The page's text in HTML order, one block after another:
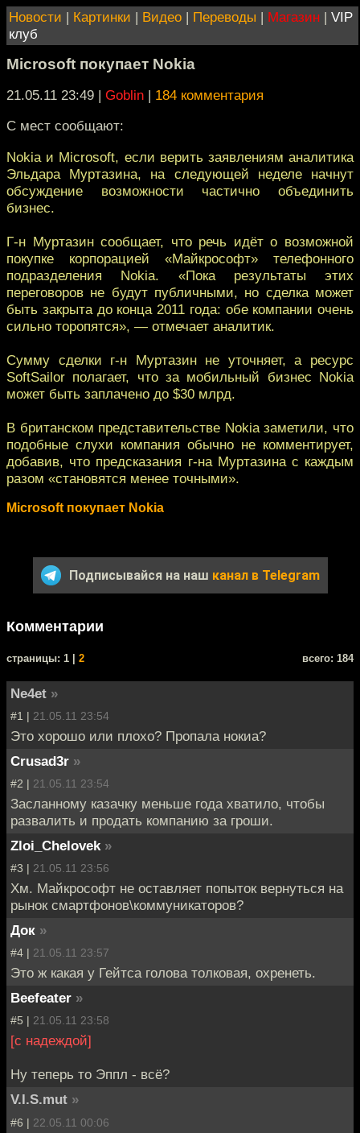
Новости | Картинки | Видео | Переводы | Магазин | VIP
клуб
Microsoft покупает Nokia
21.05.11 23:49 | Goblin | 184 комментария
С мест сообщают:
Nokia и Microsoft, если верить заявлениям аналитика
Эльдара Муртазина, на следующей неделе начнут
обсуждение возможности частично объединить
бизнес.
Г-н Муртазин сообщает, что речь идёт о возможной
покупке корпорацией «Майкрософт» телефонного
подразделения Nokia. «Пока результаты этих
переговоров не будут публичными, но сделка может
быть закрыта до конца 2011 года: обе компании очень
сильно торопятся», — отмечает аналитик.
Сумму сделки г-н Муртазин не уточняет, а ресурс
SoftSailor полагает, что за мобильный бизнес Nokia
может быть заплачено до $30 млрд.
В британском представительстве Nokia заметили, что
подобные слухи компания обычно не комментирует,
добавив, что предсказания г-на Муртазина с каждым
разом «становятся менее точными».
Microsoft покупает Nokia
Подписывайся на наш канал в Telegram
Комментарии
cтраницы: 1 | 2 всего: 184
Ne4et »
#1 | 21.05.11 23:54
Это хорошо или плохо? Пропала нокиа?
Crusad3r »
#2 | 21.05.11 23:54
Засланному казачку меньше года хватило, чтобы
развалить и продать компанию за гроши.
Zloi_Chelovek »
#3 | 21.05.11 23:56
Хм. Майкрософт не оставляет попыток вернуться на
рынок смартфонов\коммуникаторов?
Док »
#4 | 21.05.11 23:57
Это ж какая у Гейтса голова толковая, охренеть.
Beefeater »
#5 | 21.05.11 23:58
[с надеждой]
Ну теперь то Эппл - всё?
V.I.S.mut »
#6 | 22.05.11 00:06